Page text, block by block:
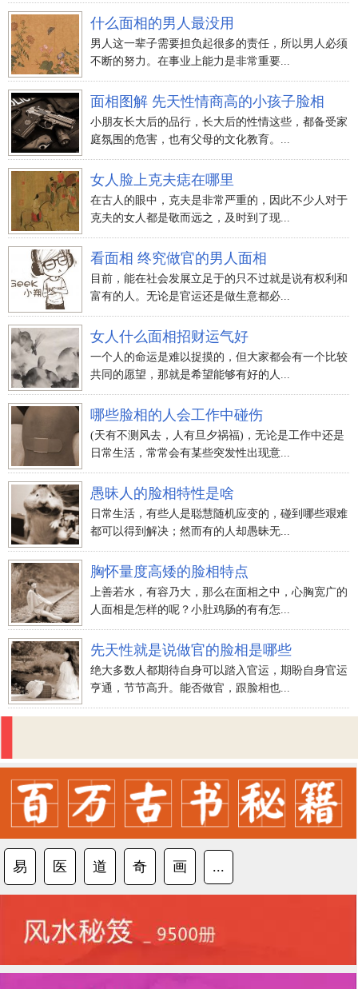
什么面相的男人最没用
男人这一辈子需要担负起很多的责任，所以男人必须
不断的努力。在事业上能力是非常重要...
面相图解 先天性情商高的小孩子脸相
小朋友长大后的品行，长大后的性情这些，都备受家
庭氛围的危害，也有父母的文化教育。...
女人脸上克夫痣在哪里
在古人的眼中，克夫是非常严重的，因此不少人对于
克夫的女人都是敬而远之，及时到了现...
看面相 终究做官的男人面相
目前，能在社会发展立足于的只不过就是说有权利和
富有的人。无论是官运还是做生意都必...
女人什么面相招财运气好
一个人的命运是难以捉摸的，但大家都会有一个比较
共同的愿望，那就是希望能够有好的人...
哪些脸相的人会工作中碰伤
(天有不测风去，人有旦夕祸福)，无论是工作中还是
日常生活，常常会有某些突发性出现意...
愚昧人的脸相特性是啥
日常生活，有些人是聪慧随机应变的，碰到哪些艰难
都可以得到解决；然而有的人却愚昧无...
胸怀量度高矮的脸相特点
上善若水，有容乃大，那么在面相之中，心胸宽广的
人面相是怎样的呢？小肚鸡肠的有有怎...
先天性就是说做官的脸相是哪些
绝大多数人都期待自身可以踏入官运，期盼自身官运
亨通，节节高升。能否做官，跟脸相也...
易 医 道 奇 画 ...